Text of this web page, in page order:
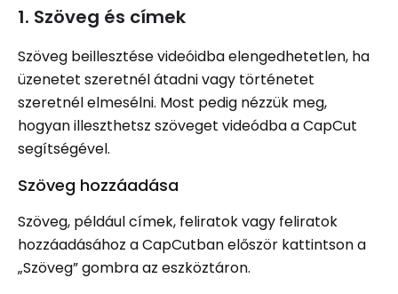
1. Szöveg és címek
Szöveg beillesztése videóidba elengedhetetlen, ha
üzenetet szeretnél átadni vagy történetet
szeretnél elmesélni. Most pedig nézzük meg,
hogyan illeszthetsz szöveget videódba a CapCut
segítségével.
Szöveg hozzáadása
Szöveg, például címek, feliratok vagy feliratok
hozzáadásához a CapCutban először kattintson a
„Szöveg” gombra az eszköztáron.